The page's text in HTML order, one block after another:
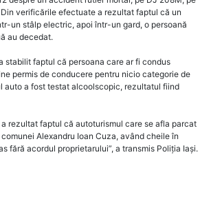
verificările efectuate a rezultat faptul că un
un stâlp electric, apoi într-un gard, o persoană
au decedat.
stabilit faptul că persoana care ar fi condus
permis de conducere pentru nicio categorie de
auto a fost testat alcoolscopic, rezultatul fiind
rezultat faptul că autoturismul care se afla parcat
Alexandru Ioan Cuza, având cheile în
fără acordul proprietarului”, a transmis Poliția Iași.